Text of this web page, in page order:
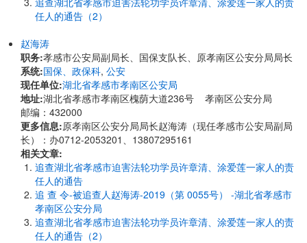
任人的通告（2）
赵海涛
职务:孝感市公安局副局长、国保支队长、原孝南区公安分局局长
系统:国保、政保科, 公安
现任单位:湖北省孝感市孝南区公安局
地址:湖北省孝感市孝南区槐荫大道236号 孝南区公安分局
邮编：432000
更多信息:原孝南区公安分局局长赵海涛（现任孝感市公安局副局
长）：办0712-2053201、13807295161
相关文章:
追查湖北省孝感市迫害法轮功学员许章清、涂爱莲一家人的责
任人的通告
追 查 令-被追查人赵海涛-2019（第 0055号） -湖北省孝感市
孝南区公安分局
追查湖北省孝感市迫害法轮功学员许章清、涂爱莲一家人的责
任人的通告（2）